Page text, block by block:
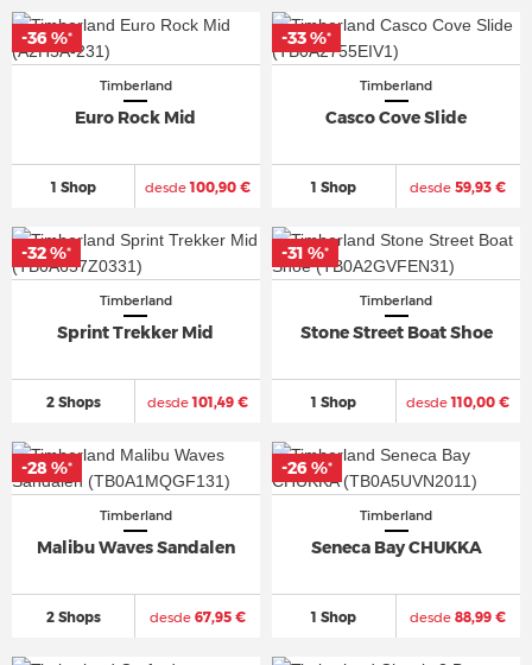
Timberland
Euro Rock Mid
1 Shop desde100,90 €
-36 %*
Timberland
Casco Cove Slide
1 Shop desde 59,93 €
-33 %*
Timberland
Sprint Trekker Mid
2 Shops desde101,49 €
-32 %*
Timberland
Stone Street Boat Shoe
1 Shop desde110,00 €
-31 %*
Timberland
Malibu Waves Sandalen
2 Shops desde67,95 €
-28 %*
Timberland
Seneca Bay CHUKKA
1 Shop desde 88,99 €
-26 %*